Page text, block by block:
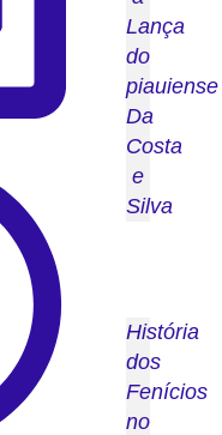
Lança
do
piauiense
Da
Costa
e
Silva
História
dos
Fenícios
no